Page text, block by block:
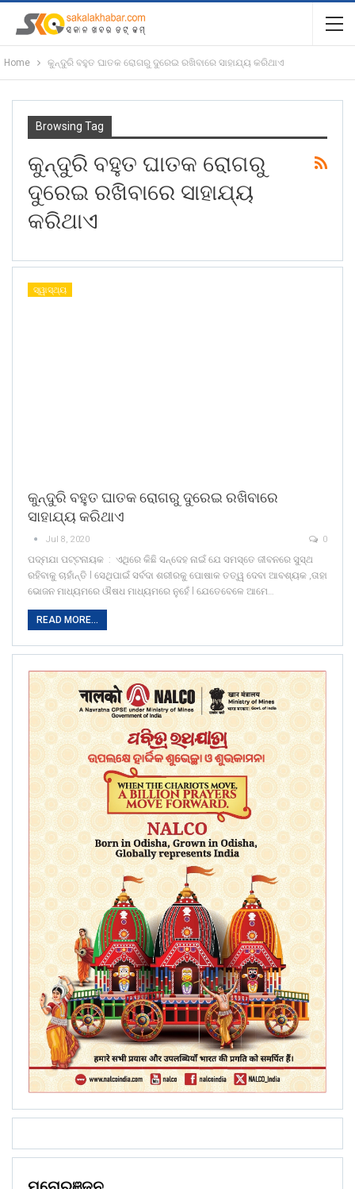
Home କୁନ୍ଦୁରି ବହୁତ ଘାତକ ରୋଗରୁ ଦୁରେଇ ରଖିବାରେ ସାହାଯ୍ୟ କରିଥାଏ
Browsing Tag
କୁନ୍ଦୁରି ବହୁତ ଘାତକ ରୋଗରୁ
ଦୁରେଇ ରଖିବାରେ ସାହାଯ୍ୟ
କରିଥାଏ
ସ୍ୱାସ୍ଥ୍ୟ
କୁନ୍ଦୁରି ବହୁତ ଘାତକ ରୋଗରୁ ଦୁରେଇ ରଖିବାରେ
ସାହାଯ୍ୟ କରିଥାଏ
Jul 8, 2020 0
ପଦ୍ମଯା ପଟ୍ଟନାୟକ : ଏଥିରେ କିଛି ସନ୍ଦେହ ନାଇଁ ଯେ ସମସ୍ତେ ଜୀବନରେ ସୁସ୍ଥ
ରହିବାକୁ ଚାହାଁନ୍ତି l ସେଥିପାଇଁ ସର୍ବଦା ଶରୀରକୁ ପୋଷାକ ତତ୍ୱ ଦେବା ଆବଶ୍ୟକ ,ତାହା
ଭୋଜନ ମାଧ୍ୟମରେ ଔଷଧ ମାଧ୍ୟମରେ ନୁହେଁ l ଯେତେବେଳେ ଆମେ…
READ MORE...